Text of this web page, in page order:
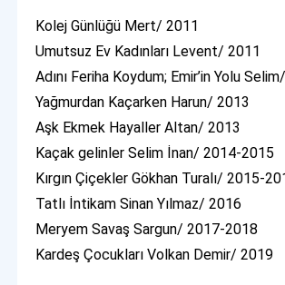
Kolej Günlüğü Mert/ 2011
Umutsuz Ev Kadınları Levent/ 2011
Adını Feriha Koydum; Emir’in Yolu
Yağmurdan Kaçarken Harun/ 2013
Aşk Ekmek Hayaller Altan/ 2013
Kaçak gelinler Selim İnan/ 2014-2015
Kırgın Çiçekler Gökhan Turalı/ 2015-
Tatlı İntikam Sinan Yılmaz/ 2016
Meryem Savaş Sargun/ 2017-2018
Kardeş Çocukları Volkan Demir/ 2019